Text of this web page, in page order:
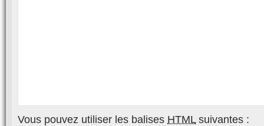
Vous pouvez utiliser les balises HTMLsuivantes :